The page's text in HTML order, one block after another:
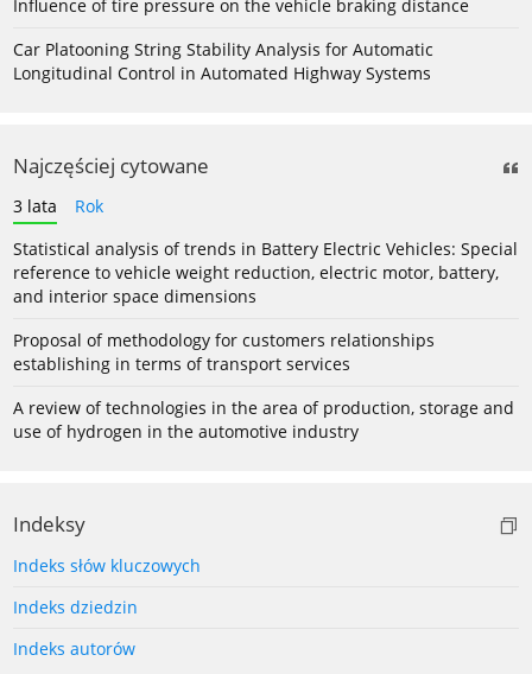
Influence of tire pressure on the vehicle braking distance
Car Platooning String Stability Analysis for Automatic
Longitudinal Control in Automated Highway Systems
Najczęściej cytowane
3 lata
Rok
Statistical analysis of trends in Battery Electric Vehicles: Special
reference to vehicle weight reduction, electric motor, battery,
and interior space dimensions
Proposal of methodology for customers relationships
establishing in terms of transport services
A review of technologies in the area of production, storage and
use of hydrogen in the automotive industry
Indeksy
Indeks słów kluczowych
Indeks dziedzin
Indeks autorów